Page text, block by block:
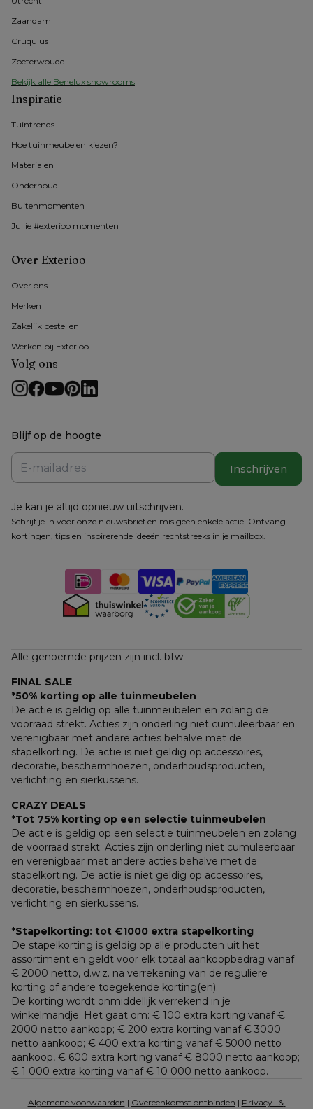
Zaandam
Cruquius
Zoeterwoude
Bekijk alle Benelux showrooms
Inspiratie
Tuintrends
Hoe tuinmeubelen kiezen?
Materialen
Onderhoud
Buitenmomenten
Jullie #exterioo momenten
Over Exterioo
Over ons
Merken
Zakelijk bestellen
Werken bij Exterioo
Volg ons
Blijf op de hoogte
Inschrijven
Je kan je altijd opnieuw uitschrijven.
Schrijf je in voor onze nieuwsbrief en mis geen enkele actie! Ontvang
kortingen, tips en inspirerende ideeën rechtstreeks in je mailbox.
Alle genoemde prijzen zijn incl. btw
FINAL SALE
*50% korting op alle tuinmeubelen
De actie is geldig op alle tuinmeubelen en zolang de
voorraad strekt. Acties zijn onderling niet cumuleerbaar en
verenigbaar met andere acties behalve met de
stapelkorting. De actie is niet geldig op accessoires,
decoratie, beschermhoezen, onderhoudsproducten,
verlichting en sierkussens.
CRAZY DEALS
*Tot 75% korting op een selectie tuinmeubelen
De actie is geldig op een selectie tuinmeubelen en zolang
de voorraad strekt. Acties zijn onderling niet cumuleerbaar
en verenigbaar met andere acties behalve met de
stapelkorting. De actie is niet geldig op accessoires,
decoratie, beschermhoezen, onderhoudsproducten,
verlichting en sierkussens.
*Stapelkorting: tot €1000 extra stapelkorting
De stapelkorting is geldig op alle producten uit het
assortiment en geldt voor elk totaal aankoopbedrag vanaf
€ 2000 netto, d.w.z. na verrekening van de reguliere
korting of andere toegekende korting(en).
De korting wordt onmiddellijk verrekend in je
winkelmandje. Het gaat om: € 100 extra korting vanaf €
2000 netto aankoop; € 200 extra korting vanaf € 3000
netto aankoop; € 400 extra korting vanaf € 5000 netto
€ 1 000 extra korting vanaf € 10 000 netto aankoop.
Algemene voorwaarden | Overeenkomst ontbinden | Privacy- &